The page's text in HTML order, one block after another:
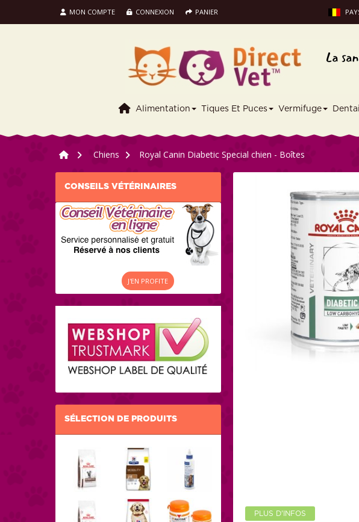
MON COMPTE CONNEXION PANIER
Alimentation Tiques Et Puces Vermifuge
> Chiens > Royal Canin Diabetic Special chien - Boîtes
CONSEILS VÉTÉRINAIRES
J'EN PROFITE
SÉLECTION DE PRODUITS
PLUS D'INFOS